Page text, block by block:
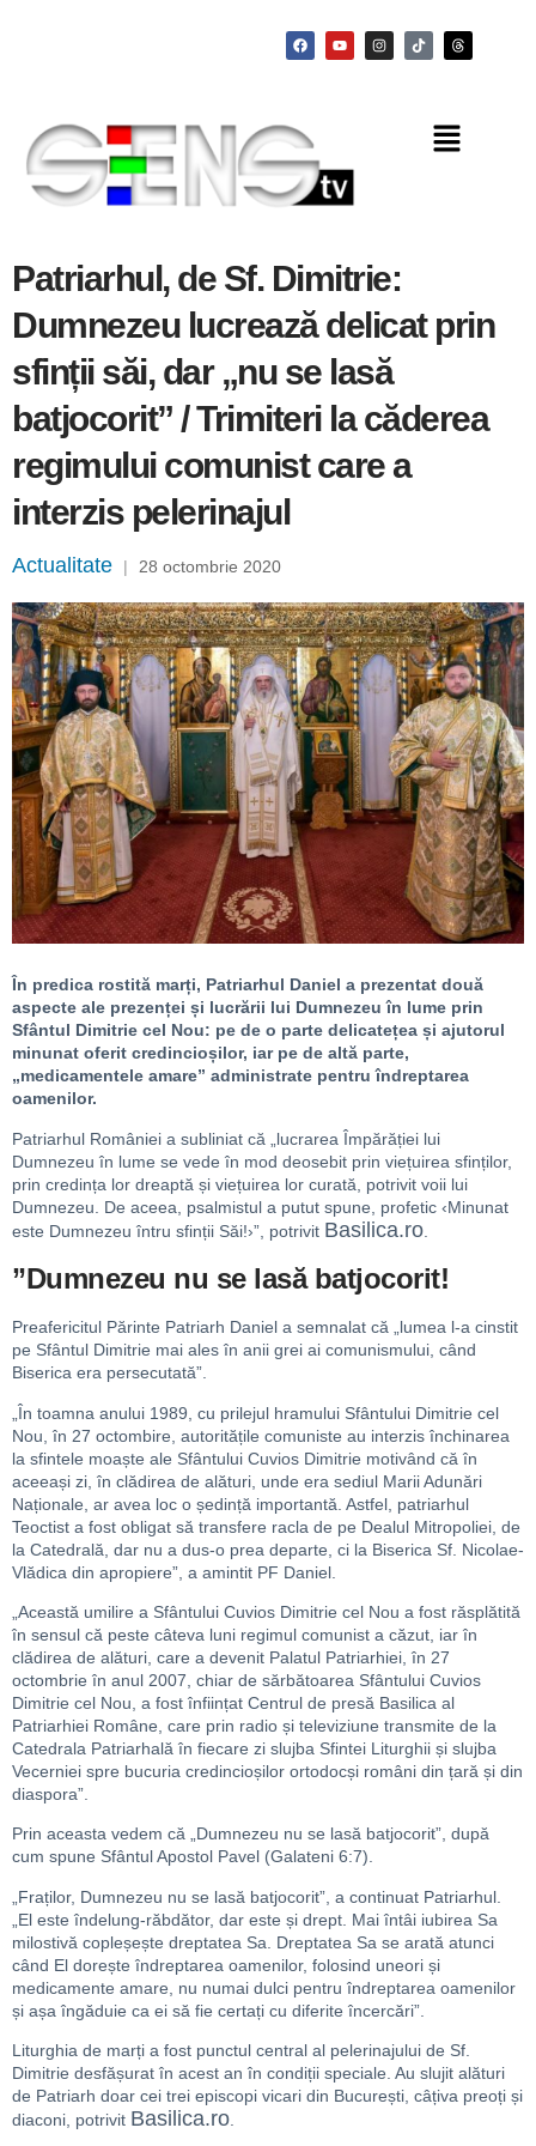
Patriarhul, de Sf. Dimitrie:
Dumnezeu lucrează delicat prin
sfinții săi, dar „nu se lasă
batjocorit” / Trimiteri la căderea
regimului comunist care a
interzis pelerinajul
Actualitate | 28 octombrie 2020
În predica rostită marți, Patriarhul Daniel a prezentat două
aspecte ale prezenței și lucrării lui Dumnezeu în lume prin
Sfântul Dimitrie cel Nou: pe de o parte delicatețea și ajutorul
minunat oferit credincioșilor, iar pe de altă parte,
„medicamentele amare” administrate pentru îndreptarea
oamenilor.
Patriarhul României a subliniat că „lucrarea Împărăției lui
Dumnezeu în lume se vede în mod deosebit prin viețuirea sfinților,
prin credința lor dreaptă și viețuirea lor curată, potrivit voii lui
Dumnezeu. De aceea, psalmistul a putut spune, profetic ‹Minunat
este Dumnezeu întru sfinții Săi!›”, potrivit Basilica.ro
”Dumnezeu nu se lasă batjocorit!
Preafericitul Părinte Patriarh Daniel a semnalat că „lumea l-a cinstit
pe Sfântul Dimitrie mai ales în anii grei ai comunismului, când
Biserica era persecutată”.
„În toamna anului 1989, cu prilejul hramului Sfântului Dimitrie cel
Nou, în 27 octombire, autoritățile comuniste au interzis închinarea
la sfintele moaște ale Sfântului Cuvios Dimitrie motivând că în
aceeași zi, în clădirea de alături, unde era sediul Marii Adunări
Naționale, ar avea loc o ședință importantă. Astfel, patriarhul
Teoctist a fost obligat să transfere racla de pe Dealul Mitropoliei, de
la Catedrală, dar nu a dus-o prea departe, ci la Biserica Sf. Nicolae-
Vlădica din apropiere”, a amintit PF Daniel.
„Această umilire a Sfântului Cuvios Dimitrie cel Nou a fost răsplătită
în sensul că peste câteva luni regimul comunist a căzut, iar în
clădirea de alături, care a devenit Palatul Patriarhiei, în 27
octombrie în anul 2007, chiar de sărbătoarea Sfântului Cuvios
Dimitrie cel Nou, a fost înființat Centrul de presă Basilica al
Patriarhiei Române, care prin radio și televiziune transmite de la
Catedrala Patriarhală în fiecare zi slujba Sfintei Liturghii și slujba
Vecerniei spre bucuria credincioșilor ortodocși români din țară și din
diaspora”.
Prin aceasta vedem că „Dumnezeu nu se lasă batjocorit”, după
cum spune Sfântul Apostol Pavel (Galateni 6:7).
„Fraților, Dumnezeu nu se lasă batjocorit”, a continuat Patriarhul.
„El este îndelung-răbdător, dar este și drept. Mai întâi iubirea Sa
milostivă copleșește dreptatea Sa. Dreptatea Sa se arată atunci
când El dorește îndreptarea oamenilor, folosind uneori și
medicamente amare, nu numai dulci pentru îndreptarea oamenilor
și așa îngăduie ca ei să fie certați cu diferite încercări”.
Liturghia de marți a fost punctul central al pelerinajului de Sf.
Dimitrie desfășurat în acest an în condiții speciale. Au slujit alături
de Patriarh doar cei trei episcopi vicari din București, câțiva preoți și
diaconi, potrivit Basilica.ro